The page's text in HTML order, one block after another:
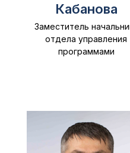
Кабанова
Заместитель
отдела управления
программами